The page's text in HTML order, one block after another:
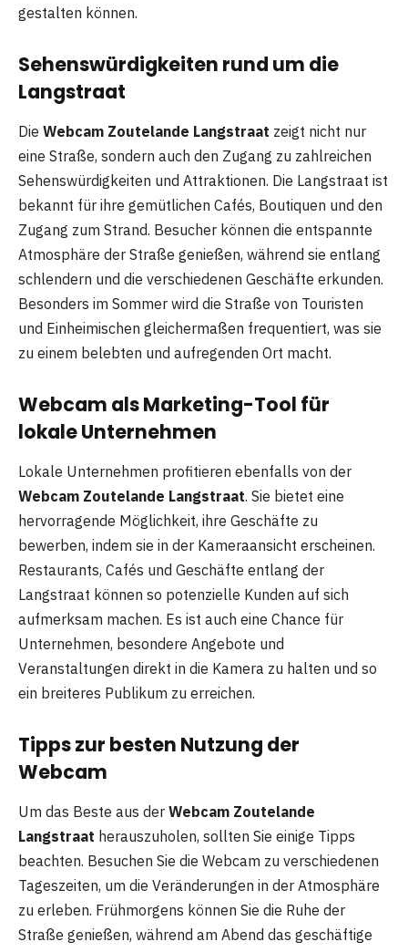
gestalten können.
Sehenswürdigkeiten rund um die
Langstraat
Die Webcam Zoutelande Langstraat zeigt nicht nur
eine Straße, sondern auch den Zugang zu zahlreichen
Sehenswürdigkeiten und Attraktionen. Die Langstraat ist
bekannt für ihre gemütlichen Cafés, Boutiquen und den
Zugang zum Strand. Besucher können die entspannte
Atmosphäre der Straße genießen, während sie entlang
schlendern und die verschiedenen Geschäfte erkunden.
Besonders im Sommer wird die Straße von Touristen
und Einheimischen gleichermaßen frequentiert, was sie
zu einem belebten und aufregenden Ort macht.
Webcam als Marketing-Tool für
lokale Unternehmen
Lokale Unternehmen profitieren ebenfalls von der
Webcam Zoutelande Langstraat. Sie bietet eine
hervorragende Möglichkeit, ihre Geschäfte zu
bewerben, indem sie in der Kameraansicht erscheinen.
Restaurants, Cafés und Geschäfte entlang der
Langstraat können so potenzielle Kunden auf sich
aufmerksam machen. Es ist auch eine Chance für
Unternehmen, besondere Angebote und
Veranstaltungen direkt in die Kamera zu halten und so
ein breiteres Publikum zu erreichen.
Tipps zur besten Nutzung der
Webcam
Um das Beste aus der Webcam Zoutelande
Langstraat herauszuholen, sollten Sie einige Tipps
beachten. Besuchen Sie die Webcam zu verschiedenen
Tageszeiten, um die Veränderungen in der Atmosphäre
zu erleben. Frühmorgens können Sie die Ruhe der
Straße genießen, während am Abend das geschäftige